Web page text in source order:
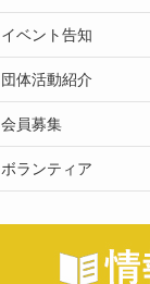
イベント告知
団体活動紹介
会員募集
ボランティア